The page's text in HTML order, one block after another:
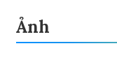
Ảnh